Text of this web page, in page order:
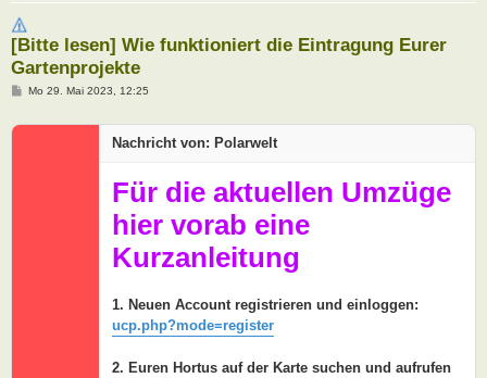
[Bitte lesen] Wie funktioniert die Eintragung Eurer
Gartenprojekte
B
t
Mo 29. Mai 2023, 12:25
Nachricht von: Polarwelt
Für die aktuellen Umzüge
hier vorab eine
Kurzanleitung
1. Neuen Account registrieren und einloggen:
ucp.php?mode=register
2. Euren Hortus auf der Karte suchen und aufrufen